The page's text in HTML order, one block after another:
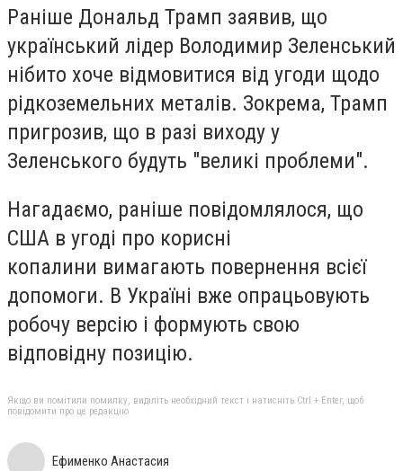
Раніше Дональд Трамп заявив, що
український лідер Володимир Зеленський
нібито хоче відмовитися від угоди щодо
рідкоземельних металів. Зокрема, Трамп
пригрозив, що в разі виходу у
Зеленського будуть "великі проблеми".
Нагадаємо, раніше повідомлялося, що
США в угоді про корисні
копалини вимагають повернення всієї
допомоги. В Україні вже опрацьовують
робочу версію і формують свою
відповідну позицію.
Якщо ви помітили помилку, виділіть необхідний текст і натисніть Ctrl + Enter, щоб
повідомити про це редакцію
Ефименко Анастасия